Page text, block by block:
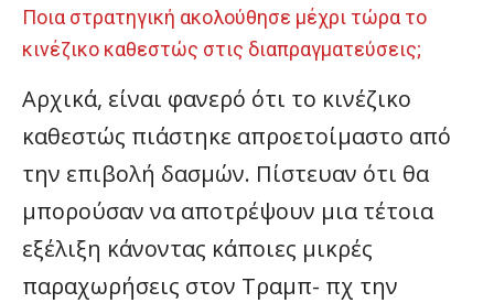
Ποια στρατηγική ακολούθησε μέχρι τώρα το
κινέζικο καθεστώς στις διαπραγματεύσεις;
Αρχικά, είναι φανερό ότι το κινέζικο
καθεστώς πιάστηκε απροετοίμαστο από
την επιβολή δασμών. Πίστευαν ότι θα
μπορούσαν να αποτρέψουν μια τέτοια
εξέλιξη κάνοντας κάποιες μικρές
παραχωρήσεις στον Τραμπ- πχ την